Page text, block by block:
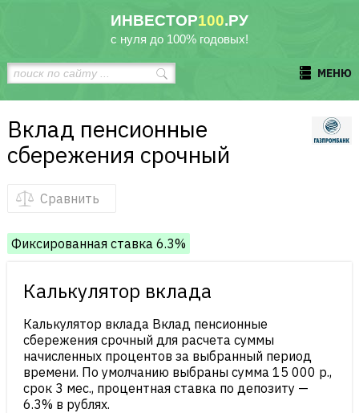
ИНВЕСТОР100.РУ
с нуля до 100% годовых!
МЕНЮ
Вклад пенсионные
сбережения срочный
Сравнить
Фиксированная ставка 6.3%
Калькулятор вклада
Калькулятор вклада Вклад пенсионные
сбережения срочный для расчета суммы
начисленных процентов за выбранный период
времени. По умолчанию выбраны сумма 15 000 р.,
срок 3 мес., процентная ставка по депозиту —
6.3% в рублях.